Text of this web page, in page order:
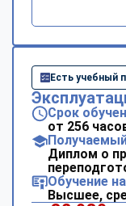
Есть учебный
Срок
от 256
Диплом о
Обучение
Высшее,